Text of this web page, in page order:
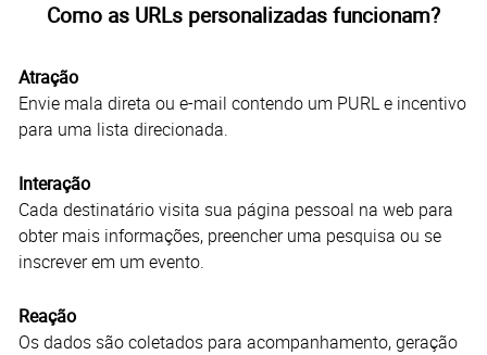
Como as URLs personalizadas funcionam?
Atração
Envie mala direta ou e-mail contendo um PURL e incentivo
para uma lista direcionada.
Interação
Cada destinatário visita sua página pessoal na web para
obter mais informações, preencher uma pesquisa ou se
inscrever em um evento.
Reação
Os dados são coletados para acompanhamento, geração